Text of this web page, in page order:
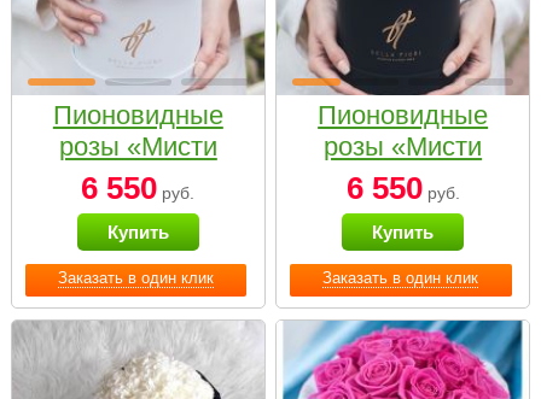
Заказать в один клик
Пионовидные
розы «Мисти
бабблс» в белой
коробке Small
6 550 руб.
Купить
Заказать в один клик
Пионовидные
розы «Мисти
бабблс» в
черной коробке
Small
6 550руб.
Купить